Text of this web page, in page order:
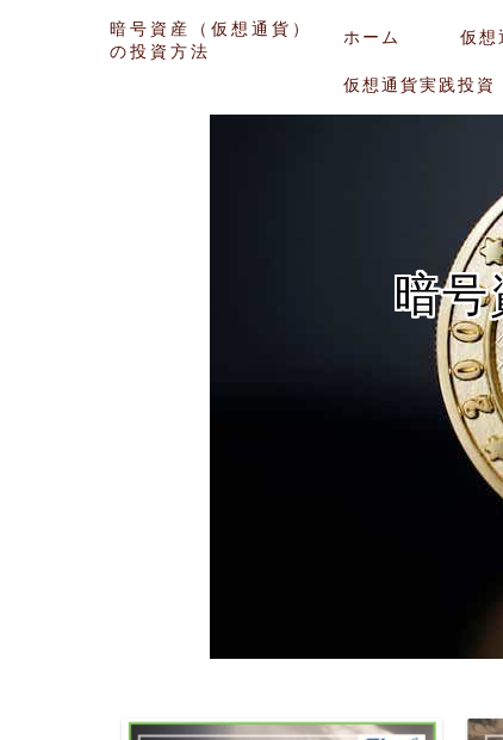
暗号資産（仮想通貨）
の投資方法
ホーム 仮想
仮想通貨実践投資
暗号